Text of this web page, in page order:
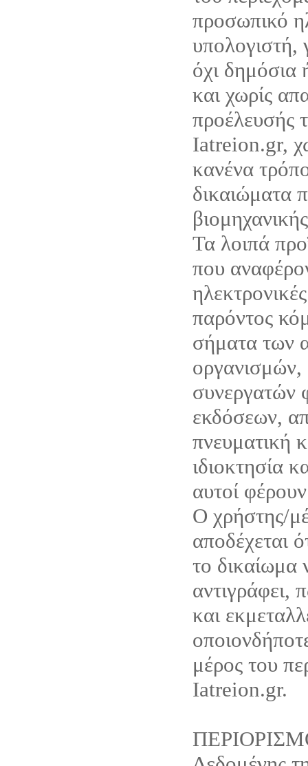
προσωπικό
υπολογιστή,
όχι δημόσια
και χωρίς
προέλευσής
Iatreion.gr,
κανένα
δικαιώματα
Τα λοιπά
που
παρόντος
σήματα των
οργανισμών,
συνεργατών
εκδόσεων,
πνευματική
ιδιοκτησία
αυτοί
Ο χρήστης/
αποδέχεται
το δικαίωμα
αντιγράφει,
και
μέρος του
Iatreion.gr.